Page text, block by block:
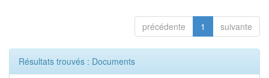
précédente 1 suivante
Résultats trouvés : Documents